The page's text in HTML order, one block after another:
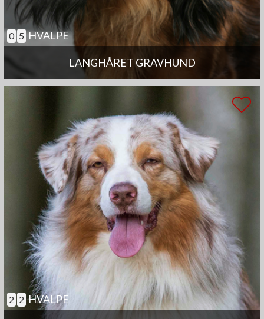
LANGHÅRET GRAVHUND
0 5 HVALPE
2 2 HVALPE